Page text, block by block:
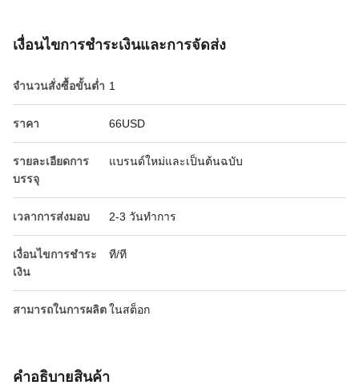
เงื่อนไขการชําระเงินและการจัดส่ง
จำนวนสั่งซื้อขั้นต่ำ 1
ราคา 66USD
รายละเอียดการ
บรรจุ
แบรนด์ใหม่และเป็นต้นฉบับ
เวลาการส่งมอบ 2-3 วันทำการ
เงื่อนไขการชำระ
เงิน
ที/ที
สามารถในการผลิตในสต็อก
คําอธิบายสินค้า